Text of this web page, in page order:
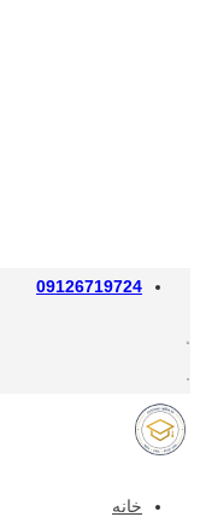
09126719724
خانه